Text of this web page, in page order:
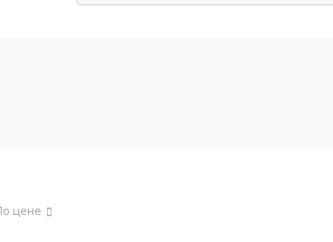
цене